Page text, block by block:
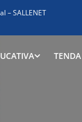
–SALLENET
TENDA